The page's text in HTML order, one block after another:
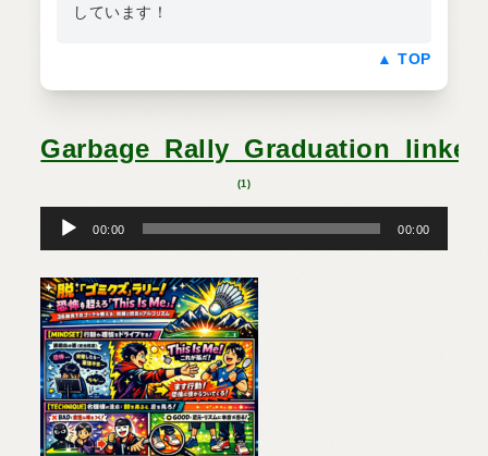
しています！
▲ TOP
Garbage_Rally_Graduation_linked
(1)
プ
ー
ー
00:00 00:00